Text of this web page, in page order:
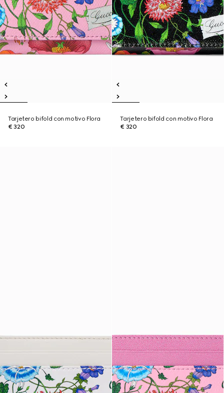
Tarjetero bifold con motivo Flora
€ 320
Tarjetero bifold con motivo Flora
€ 320